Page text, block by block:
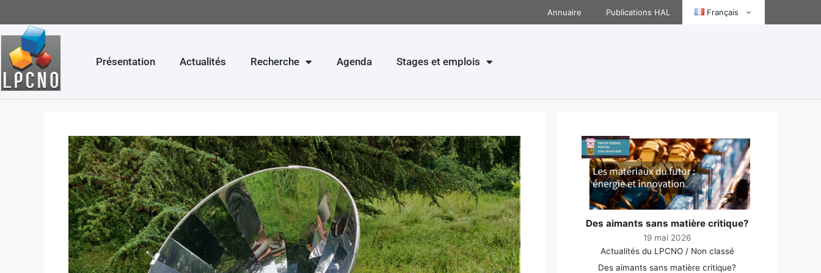
Annuaire Publications HAL Français
Présentation Actualités Recherche Agenda Stages et emplois
Des aimants sans matière critique?
19 mai 2026
Actualités du LPCNO / Non classé
Des aimants sans matière critique?